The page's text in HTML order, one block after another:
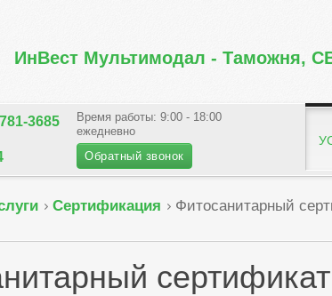
ИнВест Мультимодал - Таможня,
3685
Время работы: 9:00 - 18:00
ежедневно
Обратный звонок
Сертификация Фитосанитарный
сертификат